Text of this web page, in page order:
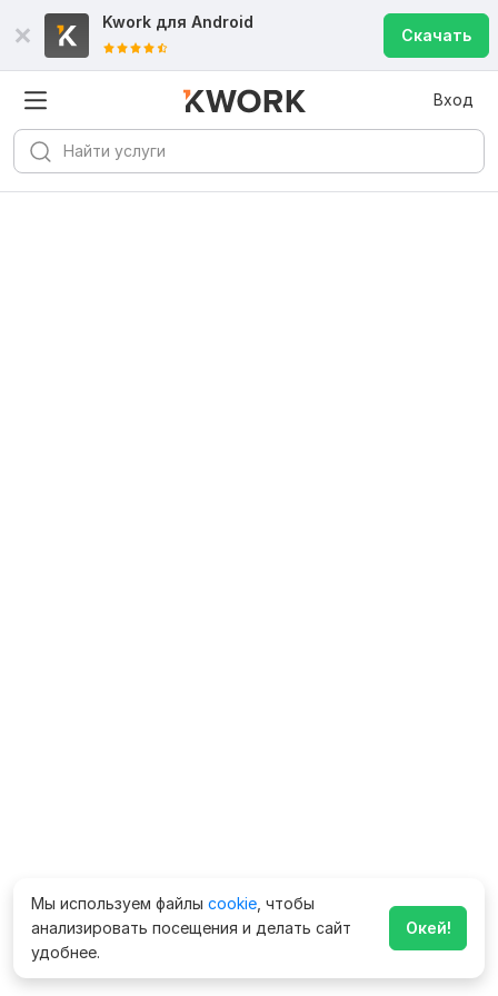
Kwork для Android
Скачать
Вход
Мы используем файлы cookie , чтобы
анализировать посещения и делать сайт
удобнее.
Окей!